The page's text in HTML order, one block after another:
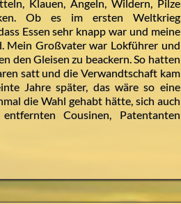
Klauen, Angeln, Wildern, Pilze
Ob es im ersten Weltkrieg
Essen sehr knapp war und meine
Mein Großvater war Lokführer und
den Gleisen zu beackern. So hatten
satt und die Verwandtschaft kam
Jahre später, das wäre so eine
die Wahl gehabt hätte, sich auch
Cousinen, Patentanten